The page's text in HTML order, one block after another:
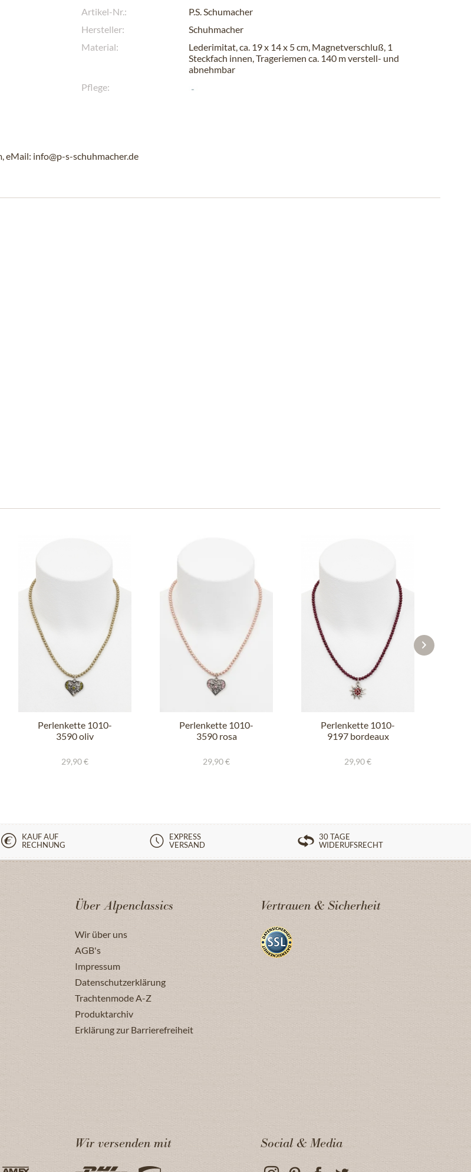
Artikel-Nr.:
P.S. Schumacher
Hersteller:
Schuhmacher
Material:
Lederimitat, ca. 19 x 14 x 5 cm, Magnetverschluß, 1
Steckfach innen, Trageriemen ca. 140 m verstell- und
abnehmbar
Pflege:
eMail: info@p-s-schuhmacher.de
Perlenkette 1010-
3590 oliv
29,90 €
Perlenkette 1010-
3590 rosa
29,90 €
Perlenkette 1010-
9197 bordeaux
29,90 €
KAUF AUF
RECHNUNG
EXPRESS
VERSAND
30 TAGE
WIDERUFSRECHT
Über Alpenclassics
Wir über uns
AGB's
Impressum
Datenschutzerklärung
Trachtenmode A-Z
Produktarchiv
Erklärung zur Barrierefreiheit
Vertrauen & Sicherheit
Wir versenden mit Social & Media